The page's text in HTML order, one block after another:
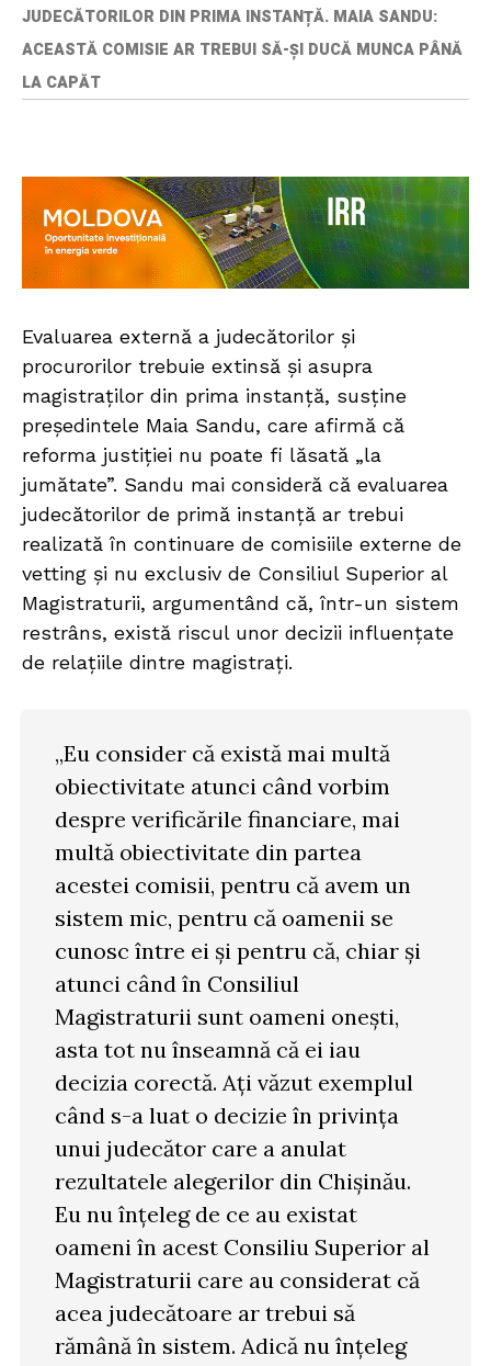
JUDECĂTORILOR DIN PRIMA INSTANȚĂ. MAIA SANDU:
ACEASTĂ COMISIE AR TREBUI SĂ-ȘI DUCĂ MUNCA PÂNĂ
LA CAPĂT
Evaluarea externă a judecătorilor și
procurorilor trebuie extinsă și asupra
magistraților din prima instanță, susține
președintele Maia Sandu, care afirmă că
reforma justiției nu poate fi lăsată „la
jumătate”. Sandu mai consideră că evaluarea
judecătorilor de primă instanță ar trebui
realizată în continuare de comisiile externe de
vetting și nu exclusiv de Consiliul Superior al
Magistraturii, argumentând că, într-un sistem
restrâns, există riscul unor decizii influențate
de relațiile dintre magistrați.
„Eu consider că există mai multă
obiectivitate atunci când vorbim
despre verificările financiare, mai
multă obiectivitate din partea
acestei comisii, pentru că avem un
sistem mic, pentru că oamenii se
cunosc între ei și pentru că, chiar și
atunci când în Consiliul
Magistraturii sunt oameni onești,
asta tot nu înseamnă că ei iau
decizia corectă. Ați văzut exemplul
când s-a luat o decizie în privința
unui judecător care a anulat
rezultatele alegerilor din Chișinău.
Eu nu înțeleg de ce au existat
oameni în acest Consiliu Superior al
Magistraturii care au considerat că
acea judecătoare ar trebui să
rămână în sistem. Adică nu înțeleg